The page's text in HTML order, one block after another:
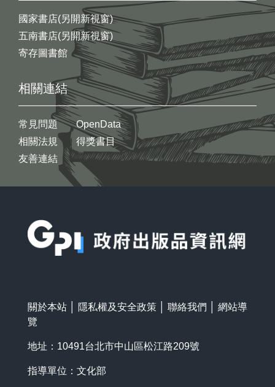
國家書店(另開新視窗)
五南書店(另開新視窗)
寄存圖書館
相關連結
常見問題
相關法規
友善連結
OpenData
得獎書目
關於本站 隱私權及安全政策 聯絡我們
網站導
覽
地址：10491台北市中山區松江路209號
指導單位：文化部